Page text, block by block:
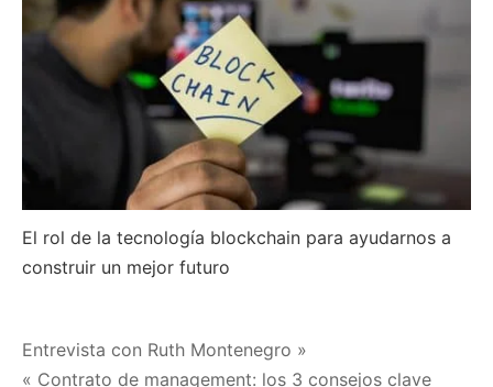
El rol de la tecnología blockchain para ayudarnos a
construir un mejor futuro
Navegación
Entrevista con Ruth Montenegro »
« Contrato de management: los 3 consejos clave